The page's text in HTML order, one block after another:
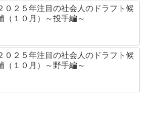
０２５年注目の社会人のドラフト候
（１０月）～投手編～
０２５年注目の社会人のドラフト候
（１０月）～野手編～